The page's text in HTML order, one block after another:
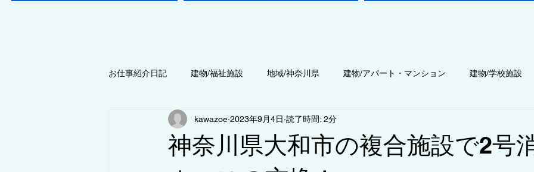
お仕事紹介日記 建物/福祉施設 地域/神奈川県 建物/アパート・マンション 建物/学校施設
地域/千葉県 ◆点検/防火設備点検 建物/医療施設
◆点検/ 消防設備 建物/商業施設・事業所
神奈川県大和市の複合施設で2号
kawazoe 2023年9月4日 読了時間: 2分